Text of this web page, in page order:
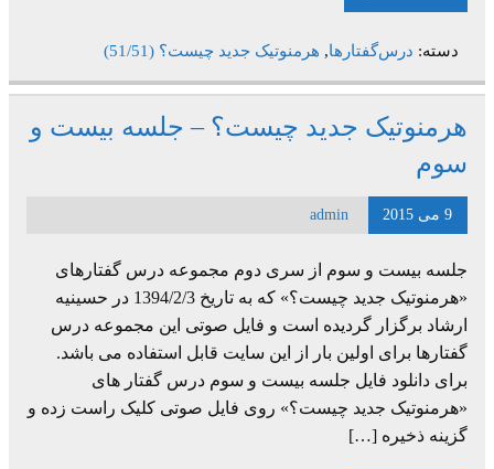
دسته: درس‌گفتارها, هرمنوتیک جدید چیست؟ (51/51)
هرمنوتیک جدید چیست؟ – جلسه بیست و
سوم
9 می 2015 admin
جلسه بیست و سوم از سری دوم مجموعه درس گفتارهای
«هرمنوتیک جدید چیست؟» که به تاریخ 1394/2/3 در حسینیه
ارشاد برگزار گردیده است و فایل صوتی این مجموعه درس
گفتارها برای اولین بار از این سایت قابل استفاده می باشد.
برای دانلود فایل جلسه بیست و سوم درس گفتار های
«هرمنوتیک جدید چیست؟» روی فایل صوتی کلیک راست زده و
گزینه ذخیره […]